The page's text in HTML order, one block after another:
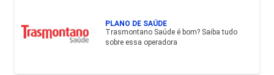
PLANO DE SAÚDE
Trasmontano Saúde é bom? Saiba tudo
sobre essa operadora